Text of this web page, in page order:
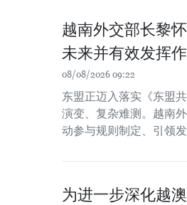
越南外交部长黎
未来并有效发挥
08/08/2026 09:22
东盟正迈入落实《东盟
演变、复杂难测。越南
动参与规则制定、引领
为进一步深化越